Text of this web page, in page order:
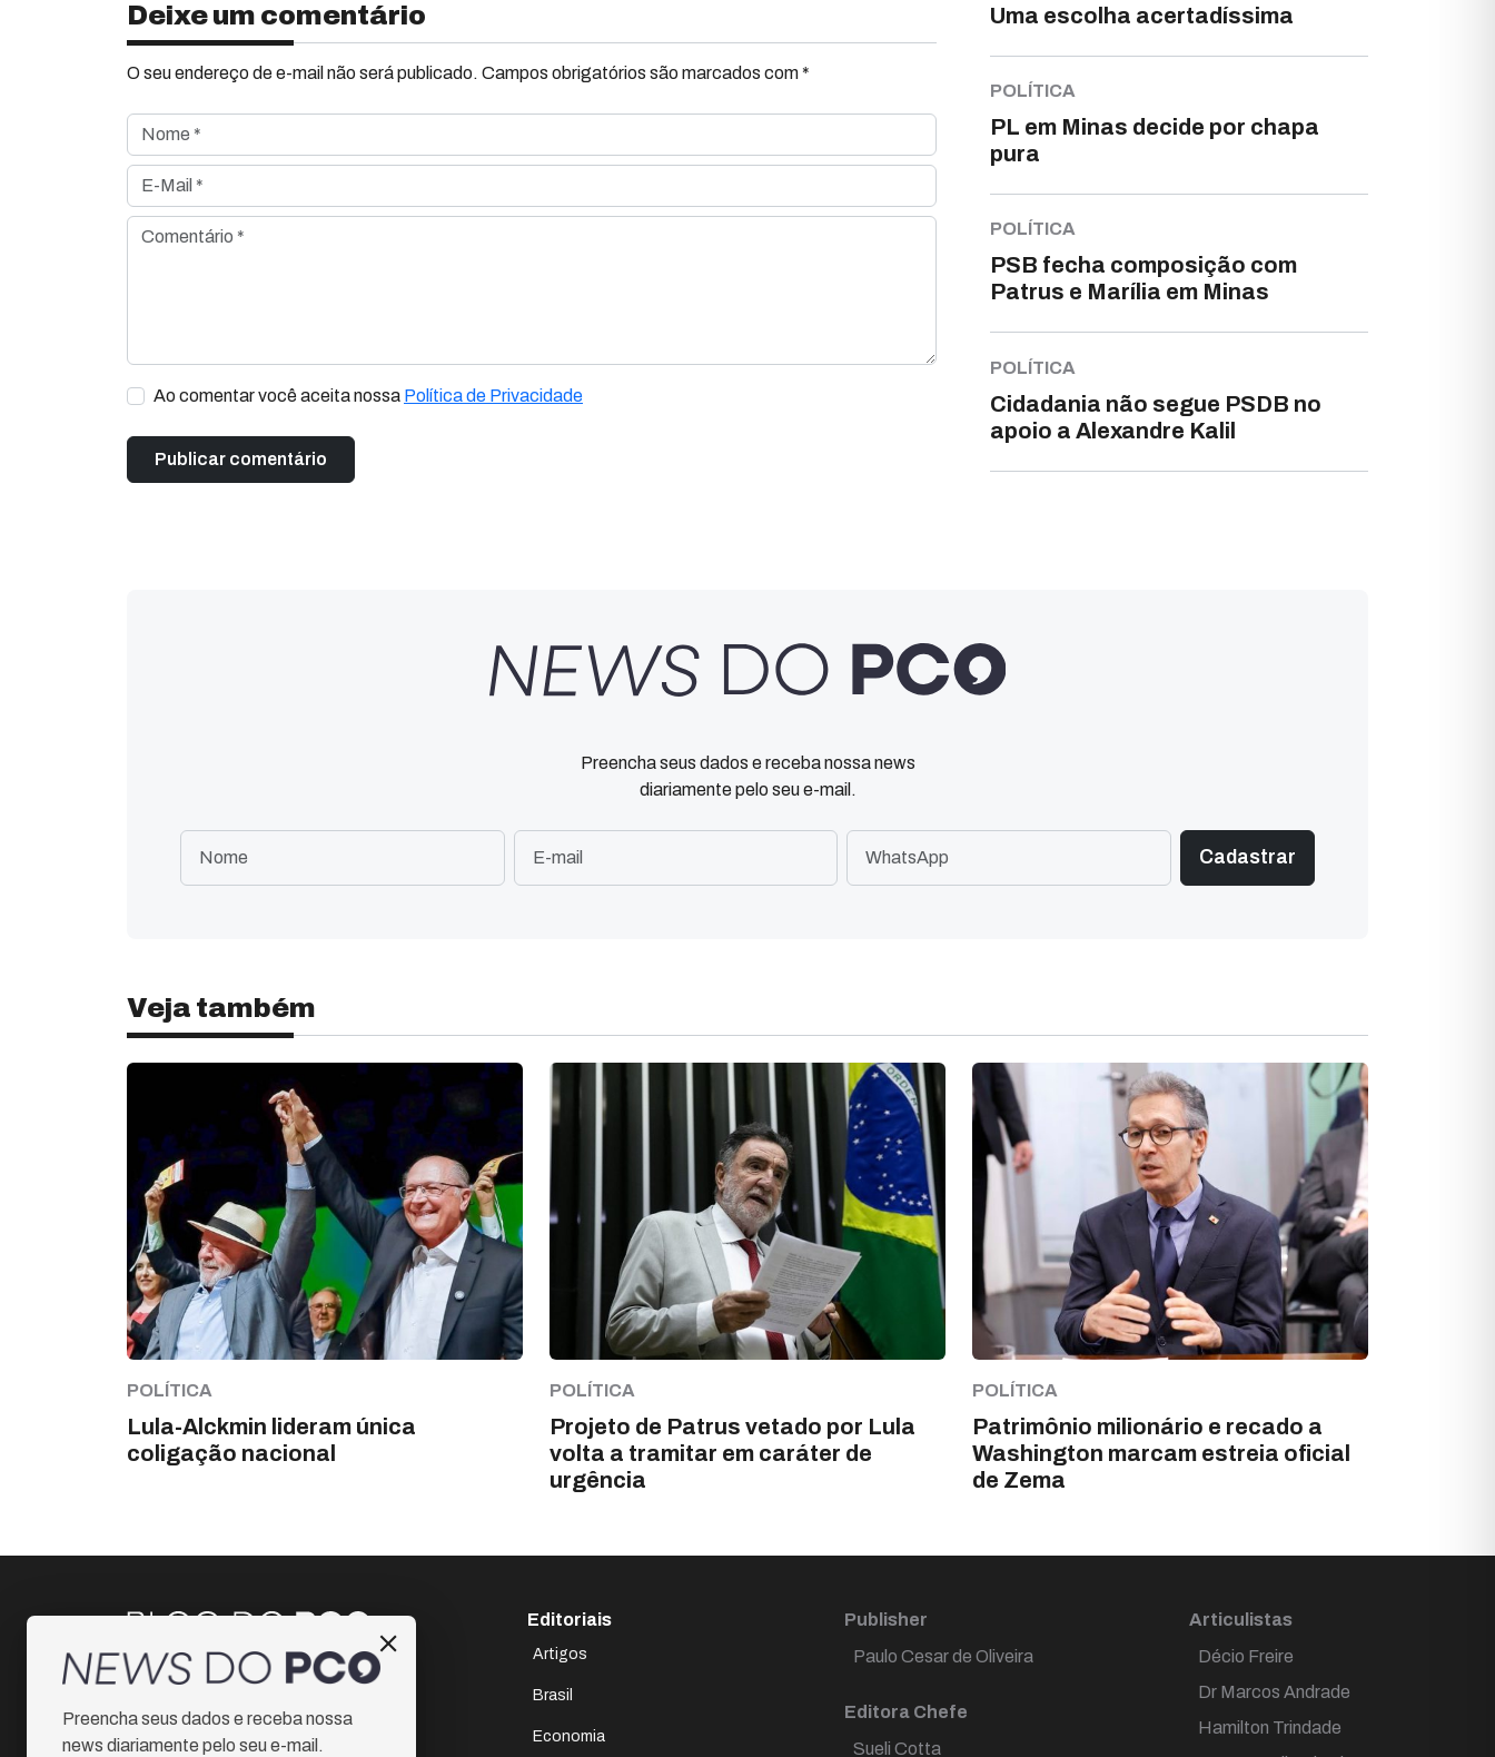
Deixe um comentário
O seu endereço de e-mail não será publicado. Campos obrigatórios são marcados com *
Nome *
E-Mail *
Comentário *
Ao comentar você aceita nossa Política de Privacidade
Uma escolha acertadíssima
POLÍTICA
PL em Minas decide por chapa
pura
POLÍTICA
PSB fecha composição com
Patrus e Marília em Minas
POLÍTICA
Cidadania não segue PSDB no
apoio a Alexandre Kalil
Preencha seus dados e receba nossa news
diariamente pelo seu e-mail.
Veja também
POLÍTICA
Lula-Alckmin lideram única
coligação nacional
POLÍTICA
Projeto de Patrus vetado por Lula
volta a tramitar em caráter de
urgência
POLÍTICA
Patrimônio milionário e recado a
Washington marcam estreia oficial
de Zema
Instagram
Facebook
Editoriais
Artigos
Brasil
Economia
Publisher
Paulo Cesar de Oliveira
Editora Chefe
Sueli Cotta
Articulistas
Décio Freire
Dr Marcos Andrade
Hamilton Trindade
Preencha seus dados e receba nossa
news diariamente pelo seu e-mail.